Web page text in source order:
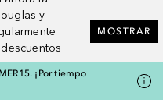
y
MOSTRAR
¡Por tiempo